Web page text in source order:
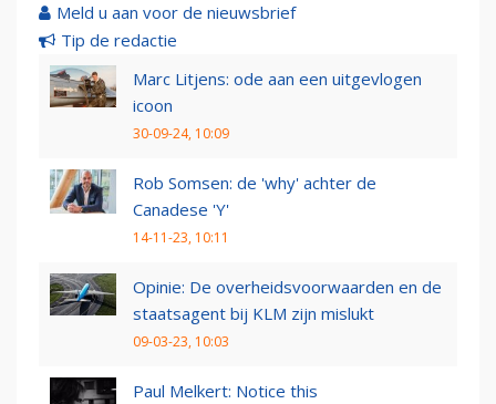
Meld u aan voor de nieuwsbrief
Tip de redactie
Marc Litjens: ode aan een uitgevlogen
icoon
30-09-24, 10:09
Rob Somsen: de 'why' achter de
Canadese 'Y'
14-11-23, 10:11
Opinie: De overheidsvoorwaarden en de
staatsagent bij KLM zijn mislukt
09-03-23, 10:03
Paul Melkert: Notice this